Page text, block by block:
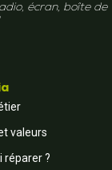
écran, boîte de
valeurs
réparer ?